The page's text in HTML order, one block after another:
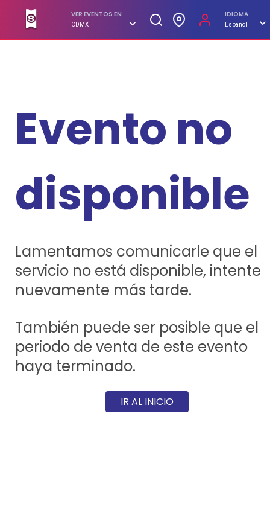
VER EVENTOS EN
CDMX
IDIOMA
Español
Evento no
disponible
Lamentamos comunicarle que el
servicio no está disponible, intente
nuevamente más tarde.
También puede ser posible que el
periodo de venta de este evento
haya terminado.
IR AL INICIO
SUPERBOLETOS. No hagas filas, compra en línea